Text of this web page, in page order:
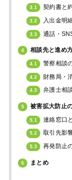
3.1 契約書と
3.2 入出金明
3.3 通話・
4 相談先と進め
4.1 警察相談
4.2 財務局・
4.3 弁護士相
5 被害拡大防止
5.1 連絡窓口
5.2 取引先影
5.3 再発防止
6 まとめ